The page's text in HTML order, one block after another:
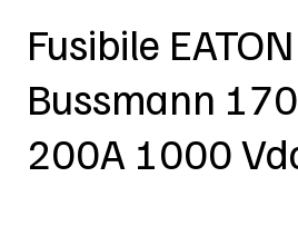
Fusibile EATON
Bussmann
200A 1000